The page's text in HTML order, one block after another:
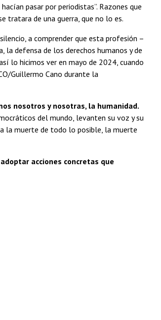
pasar por periodistas”. Razones que
tratara de una guerra, que no lo es.
a comprender que esta profesión –
la defensa de los derechos humanos y de
lo hicimos ver en mayo de 2024, cuando
Guillermo Cano durante la
nosotros y nosotras, la humanidad.
del mundo, levanten su voz y su
la muerte de todo lo posible, la muerte
acciones concretas que